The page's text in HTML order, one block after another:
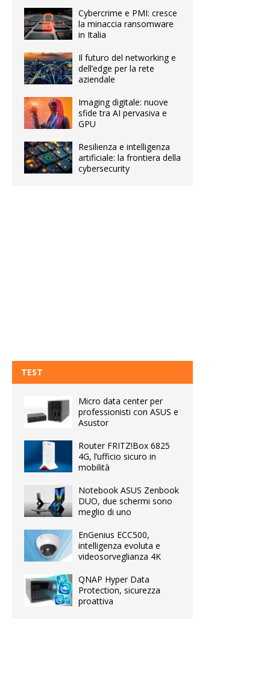
Cybercrime e PMI: cresce
la minaccia ransomware
in Italia
Il futuro del networking e
dell’edge per la rete
aziendale
Imaging digitale: nuove
sfide tra AI pervasiva e
GPU
Resilienza e intelligenza
artificiale: la frontiera della
cybersecurity
TEST
Micro data center per
professionisti con ASUS e
Asustor
Router FRITZ!Box 6825
4G, l’ufficio sicuro in
mobilità
Notebook ASUS Zenbook
DUO, due schermi sono
meglio di uno
EnGenius ECC500,
intelligenza evoluta e
videosorveglianza 4K
QNAP Hyper Data
Protection, sicurezza
proattiva